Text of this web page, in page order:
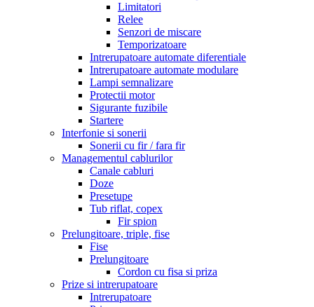
Limitatori
Relee
Senzori de miscare
Temporizatoare
Intrerupatoare automate diferentiale
Intrerupatoare automate modulare
Lampi semnalizare
Protectii motor
Sigurante fuzibile
Startere
Interfonie si sonerii
Sonerii cu fir / fara fir
Managementul cablurilor
Canale cabluri
Doze
Presetupe
Tub riflat, copex
Fir spion
Prelungitoare, triple, fise
Fise
Prelungitoare
Cordon cu fisa si priza
Prize si intrerupatoare
Intrerupatoare